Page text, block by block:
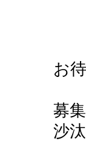
お
募
沙